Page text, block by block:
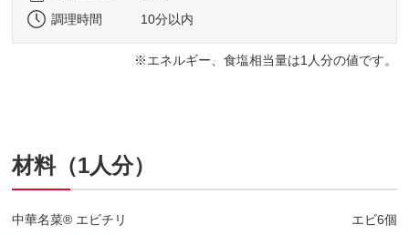
調理時間
10分以内
エネルギー、食塩相当量は1人分の値です。
材料（1人分）
中華名菜® エビチリ エビ6個